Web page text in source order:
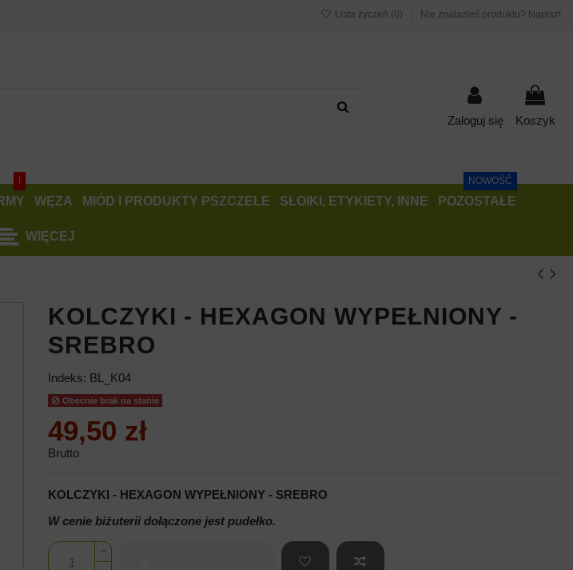
Lista życzeń (0) Nie znalazłeś produktu? Napisz!
Zaloguj się Koszyk
!
WĘZA MIÓD I PRODUKTY PSZCZELE SŁOIKI, ETYKIETY, INNE POZOSTAŁE
NOWOŚĆ
WIĘCEJ
KOLCZYKI - HEXAGON WYPEŁNIONY -
SREBRO
Indeks: BL_K04
Obecnie brak na stanie
49,50 zł
Brutto
KOLCZYKI - HEXAGON WYPEŁNIONY - SREBRO
W cenie biżuterii dołączone jest pudełko.